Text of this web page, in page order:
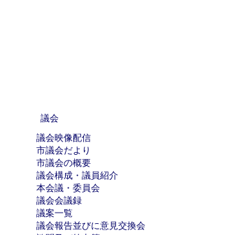
議会
議会映像配信
市議会だより
市議会の概要
議会構成・議員紹介
本会議・委員会
議会会議録
議案一覧
議会報告並びに意見交換会